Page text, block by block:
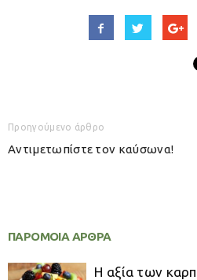
Προηγούμενο άρθρο
Αντιμετωπίστε τον καύσωνα!
ΠΑΡΟΜΟΙΑ ΑΡΘΡΑ
Η αξία των